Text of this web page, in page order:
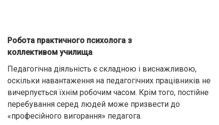
Робота практичного психолога з
коллективом училища
Педагогічна діяльність є складною і виснажливою,
оскільки навантаження на педагогічних працівників не
вичерпується їхнім робочим часом. Крім того, постійне
перебування серед людей може призвести до
«професійного вигорання» педагога.